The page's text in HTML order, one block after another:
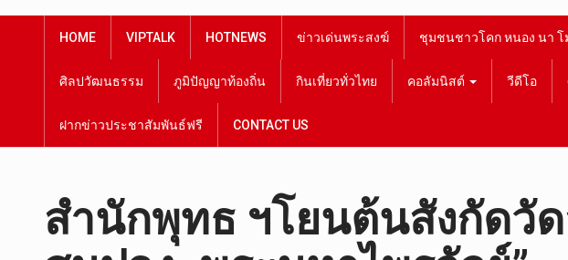
HOME VIPTALK HOTNEWS ข่าวเด่นพระสงฆ์ ชุมชนชาวโคก หนอง นา โ
ศิลปวัฒนธรรม ภูมิปัญญาท้องถิ่น กินเที่ยวทั่วไทย คอลัมนิสต์ วีดีโอ
ฝากข่าวประชาสัมพันธ์ฟรี CONTACT US
สำนักพุทธ ฯโยนต้นสังกัดวั